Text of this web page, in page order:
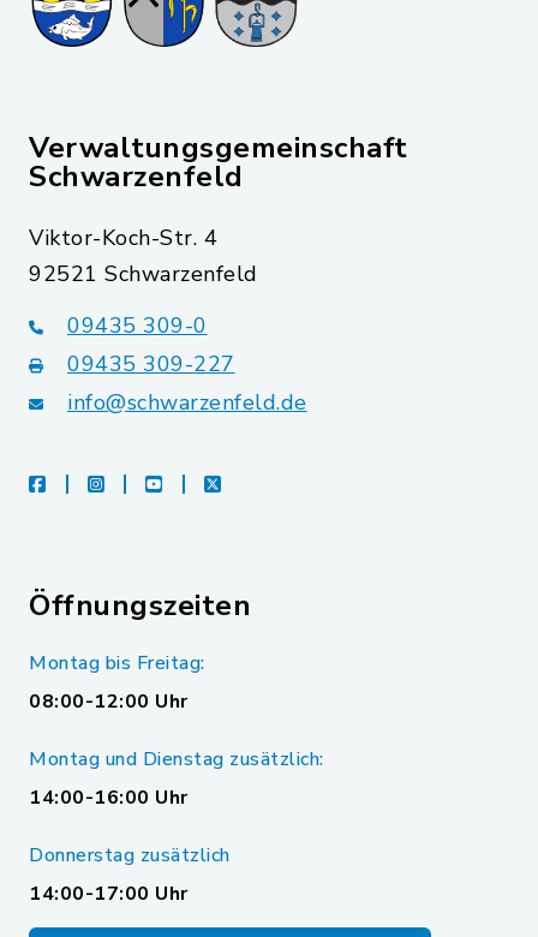
Verwaltungsgemeinschaft
Schwarzenfeld
Viktor-Koch-Str. 4
92521 Schwarzenfeld
09435 309-0
09435 309-227
info@schwarzenfeld.de
facebookinstagramyoutubeX
Öffnungszeiten
Montag bis Freitag:
08:00-12:00 Uhr
Montag und Dienstag zusätzlich:
14:00-16:00 Uhr
Donnerstag zusätzlich
14:00-17:00 Uhr